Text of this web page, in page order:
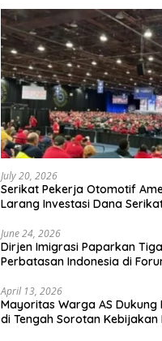
July 20, 2026
Serikat Pekerja Otomotif
Larang Investasi Dana
June 24, 2026
Dirjen Imigrasi Paparkan
Perbatasan Indonesia di
April 13, 2026
Mayoritas Warga AS Dukung
di Tengah Sorotan Kebijakan